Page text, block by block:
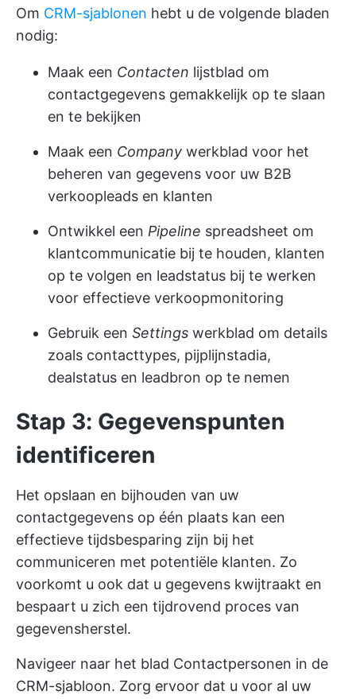
Om CRM-sjablonen hebt u de volgende bladen
nodig:
Maak een Contacten lijstblad om
contactgegevens gemakkelijk op te slaan
en te bekijken
Maak een Company werkblad voor het
beheren van gegevens voor uw B2B
verkoopleads en klanten
Ontwikkel een Pipeline spreadsheet om
klantcommunicatie bij te houden, klanten
op te volgen en leadstatus bij te werken
voor effectieve verkoopmonitoring
Gebruik een Settings werkblad om details
zoals contacttypes, pijplijnstadia,
dealstatus en leadbron op te nemen
Stap 3: Gegevenspunten
identificeren
Het opslaan en bijhouden van uw
contactgegevens op één plaats kan een
effectieve tijdsbesparing zijn bij het
communiceren met potentiële klanten. Zo
voorkomt u ook dat u gegevens kwijtraakt en
bespaart u zich een tijdrovend proces van
gegevensherstel.
Navigeer naar het blad Contactpersonen in de
CRM-sjabloon. Zorg ervoor dat u voor al uw